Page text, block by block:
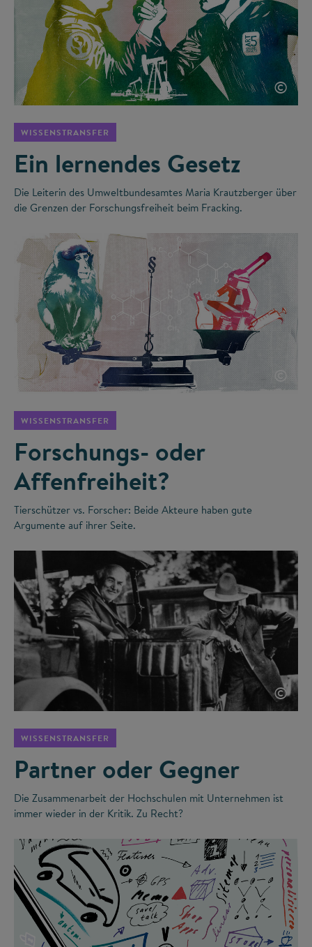
©
WISSENSTRANSFER
Ein lernendes Gesetz
Die Leiterin des Umweltbundesamtes Maria Krautzberger über
die Grenzen der Forschungsfreiheit beim Fracking.
©
WISSENSTRANSFER
Forschungs- oder
Affenfreiheit?
Tierschützer vs. Forscher: Beide Akteure haben gute
Argumente auf ihrer Seite.
©
WISSENSTRANSFER
Partner oder Gegner
Die Zusammenarbeit der Hochschulen mit Unternehmen ist
immer wieder in der Kritik. Zu Recht?